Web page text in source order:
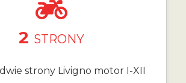
2 STRONY
strony Livigno motor I-XII